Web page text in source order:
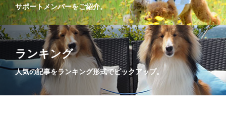
サポートメンバーをご紹介。
ランキング
人気の記事をランキング形式でピックアップ。